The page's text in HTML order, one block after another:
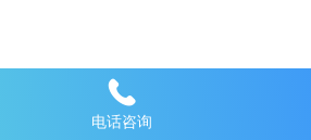
电话咨询